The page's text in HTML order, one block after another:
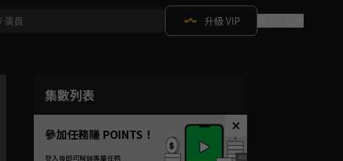
升級 VIP
集數列表
參加任務賺 POINTS！